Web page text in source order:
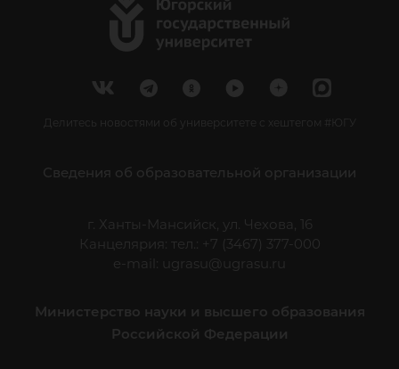
Делитесь новостями об университете с хештегом #ЮГУ
Сведения об образовательной организации
г. Ханты-Мансийск, ул. Чехова, 16
Канцелярия: тел.: +7 (3467) 377-000
e-mail:
ugrasu@ugrasu.ru
Министерство науки и высшего образования
Российской Федерации